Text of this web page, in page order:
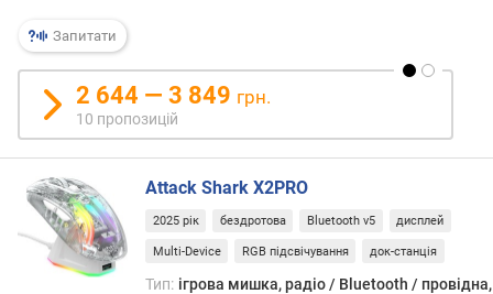
а
(
P
м
а
к
с
Запитати
2 644 — 3 849 грн.
10 пропозицій
Attack Shark X2PRO
2025 рік бездротова Bluetooth v5 дисплей
Multi-Device RGB підсвічування док-станція
Тип: ігрова мишка, радіо / Bluetooth / провідна,